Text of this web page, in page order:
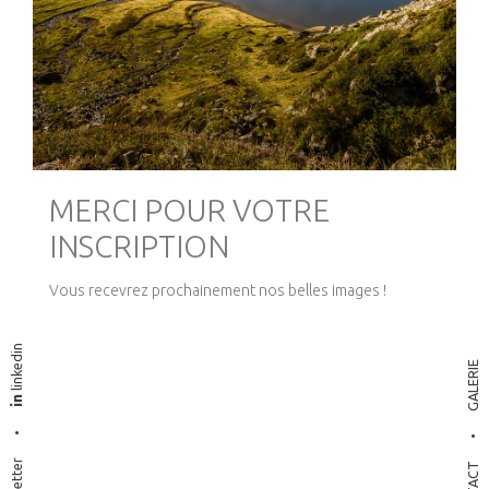
•
linkedin
•
GALERIE
MERCI POUR VOTRE
INSCRIPTION
Vous recevrez prochainement nos belles images !